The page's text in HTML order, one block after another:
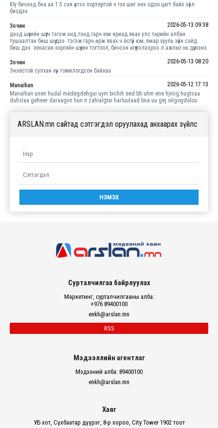
Юу бичээд бна аа 1.5 сая үнтээ портертой ч гэх шиг энэ одоо цагт байх зүйл
биздээ
Зочин
2026-05-13 09:38
дээд шүүхийн шүүгч тэгэж энд тэнд гарч юм яриад явах улс төрийн албан
тушаалтан биш шүү дээ. тэгэж гарч ирж явах ч ёсгүй юм, ямар хууль зүйн сайд
биш дээ. хянасан хэргийн шүүхин тогтоол, бичсэн өгүүлэлээрээ л ажлыг нь дүгнэнэ.
Зочин
2026-05-13 08:20
Энэёстой сулхан хүн томилогдсон байхаа
Manaihan
2026-05-12 17:13
Manaihan unen hudal medegdehgui uym bichih eed bh uhm ene hjniig hugtsaa
duhslaa geheer daraagiin hun n zahialgtai harluulaad bna uu gej oilgogdoloo
ARSLAN.mn сайтад сэтгэгдэл оруулахад анхаарах зүйлс
Сурталчилгаа байрлуулах
Маркетинг, сурталчилгааны алба:
+976 89400100
enkh@arslan.mn
RSS
Мэдээллийн агентлаг
Мэдээний алба: 89400100
enkh@arslan.mn
Хаяг
УБ хот, Сүхбаатар дүүрэг, 8-р хороо, City Tower 1902 тоот